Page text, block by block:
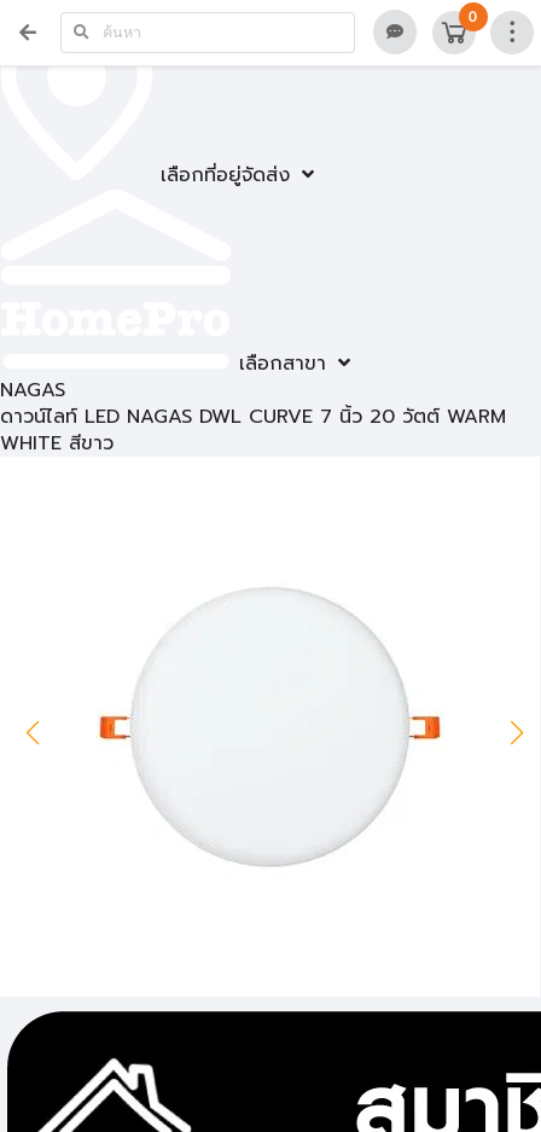
เลือกที่อยู่จัดส่ง
เลือกสาขา
0
NAGAS
ดาวน์ไลท์ LED NAGAS DWL CURVE 7 นิ้ว 20 วัตต์ WARM
WHITE สีขาว